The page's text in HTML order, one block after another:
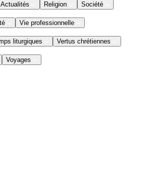
Religion Société
Vie professionnelle
liturgiques Vertus chrétiennes
Voyages